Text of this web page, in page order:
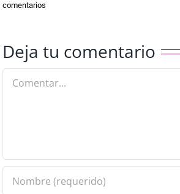
comentarios
Deja tu comentario